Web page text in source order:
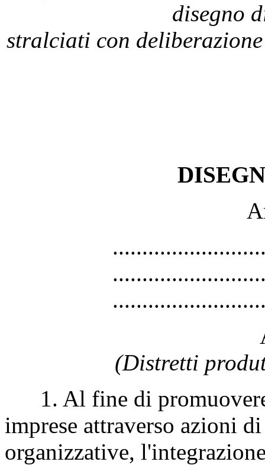
disegno
stralciati con
(Distretti
1. Al fine di
imprese attraverso azioni
organizzative,